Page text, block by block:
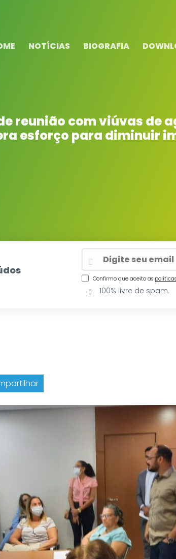
NOTÍCIAS BIOGRAFIA
reunião com viúvas de
esforço para diminuir
Confirmo que aceito as
100% livre de spam.